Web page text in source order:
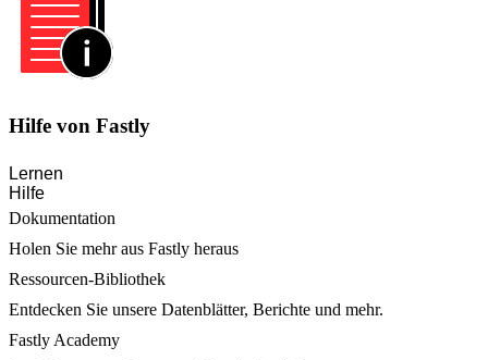
Hilfe von Fastly
Lernen
Hilfe
Dokumentation
Holen Sie mehr aus Fastly heraus
Ressourcen-Bibliothek
Entdecken Sie unsere Datenblätter, Berichte und mehr.
Fastly Academy